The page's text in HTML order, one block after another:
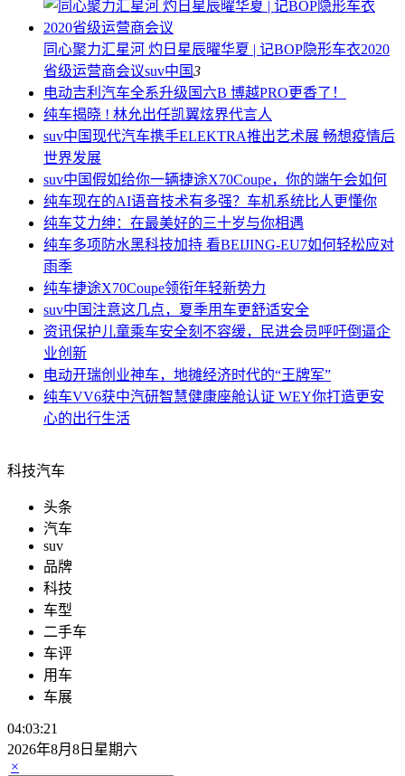
同心聚力汇星河 灼日星辰曜华夏 | 记BOP隐形车衣2020
省级运营商会议suv中国3
电动吉利汽车全系升级国六B 博越PRO更香了！
纯车揭晓 ! 林允出任凯翼炫界代言人
suv中国现代汽车携手ELEKTRA推出艺术展 畅想疫情后
世界发展
suv中国假如给你一辆捷途X70Coupe，你的端午会如何
纯车现在的AI语音技术有多强？车机系统比人更懂你
纯车艾力绅：在最美好的三十岁与你相遇
纯车多项防水黑科技加持 看BEIJING-EU7如何轻松应对
雨季
纯车捷途X70Coupe领衔年轻新势力
suv中国注意这几点，夏季用车更舒适安全
资讯保护儿童乘车安全刻不容缓，民进会员呼吁倒逼企
业创新
电动开瑞创业神车，地摊经济时代的“王牌军”
纯车VV6获中汽研智慧健康座舱认证 WEY你打造更安
心的出行生活
科技汽车
头条
汽车
suv
品牌
科技
车型
二手车
车评
用车
车展
04:03:21
2026年8月8日星期六
×